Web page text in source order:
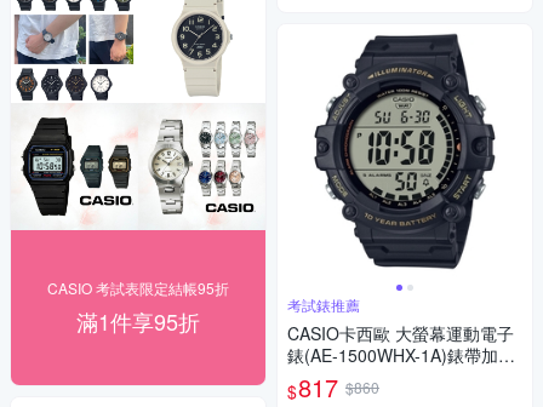
CASIO 考試表限定結帳95折
滿1件享95折
考試錶推薦
CASIO卡西歐 大螢幕運動電子
錶(AE-1500WHX-1A)錶帶加長
款 / 考試錶
$817 $860